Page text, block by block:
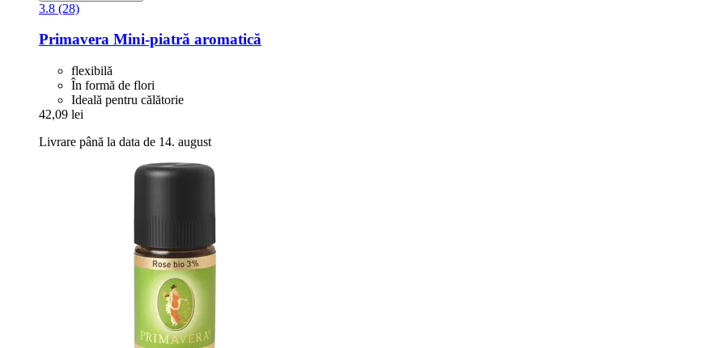
3.8 (28)
Primavera Mini-​piatră aromatică
flexibilă
În formă de flori
Ideală pentru călătorie
42,09 lei
Livrare până la data de 14. august